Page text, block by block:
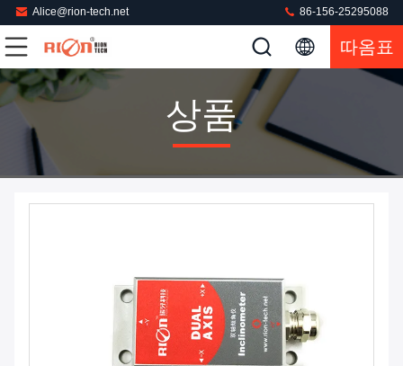
Alice@rion-tech.net 86-156-25295088
따옴표
상품